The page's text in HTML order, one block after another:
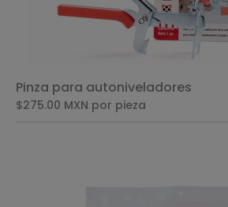
Pinza para autoniveladores
$275.00 MXN por pieza